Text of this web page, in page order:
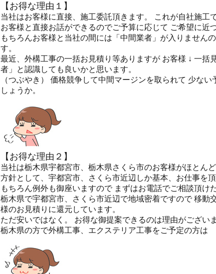
【お得な理由１】
当社はお客様に直接、施工委託頂きます。 これが自社施工で
お客様と直接お話ができるのでご予算に応じて ご希望に近
もちろんお客様と当社の間には「中間業者」が入りません
す。
最近、外構工事の一括お見積り等ありますが お客様 ↓ 一括
者」と認識しても良いかと思います。
（つぶやき） 価格競争して中間マージンを取られて 少な
しょうか。
【お得な理由２】
当社は栃木県宇都宮市、栃木県さくら市のお客様がほとんど
方針として、宇都宮市、さくら市近辺しか基本、お仕事を
もちろん例外も御座いますので まずはお電話でご相談頂け
栃木県で宇都宮市、さくら市近辺で地域密着ですので 移動
様のお見積りに還元しています。
ただ安いではなく。 お得な御提案できるのは理由がございま
栃木県の方で外構工事、エクステリア工事をご予定の方は